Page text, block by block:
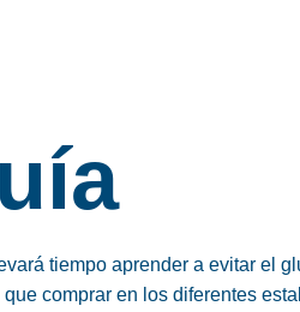
tiempo aprender a evitar el
comprar en los diferentes